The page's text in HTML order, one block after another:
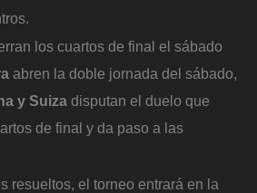
los cuartos de final el sábado
abren la doble jornada del sábado,
y Suiza disputan el duelo que
de final y da paso a las
resueltos, el torneo entrará en la